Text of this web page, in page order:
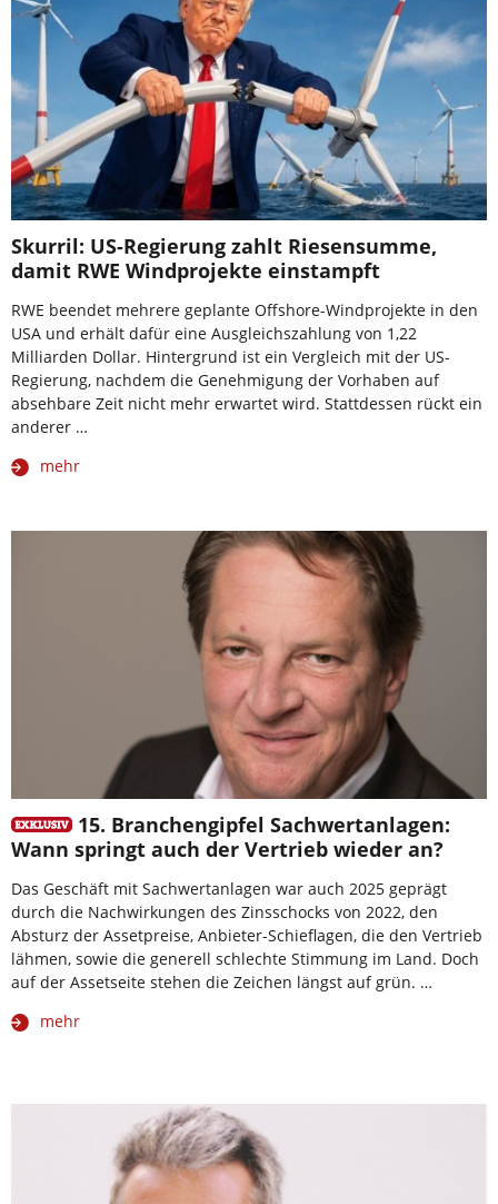
Skurril: US-Regierung zahlt Riesensumme,
damit RWE Windprojekte einstampft
RWE beendet mehrere geplante Offshore-Windprojekte in den
USA und erhält dafür eine Ausgleichszahlung von 1,22
Milliarden Dollar. Hintergrund ist ein Vergleich mit der US-
Regierung, nachdem die Genehmigung der Vorhaben auf
absehbare Zeit nicht mehr erwartet wird. Stattdessen rückt ein
anderer …
mehr
15. Branchengipfel Sachwertanlagen:
Wann springt auch der Vertrieb wieder an?
Das Geschäft mit Sachwertanlagen war auch 2025 geprägt
durch die Nachwirkungen des Zinsschocks von 2022, den
Absturz der Assetpreise, Anbieter-Schieflagen, die den Vertrieb
lähmen, sowie die generell schlechte Stimmung im Land. Doch
auf der Assetseite stehen die Zeichen längst auf grün. …
mehr